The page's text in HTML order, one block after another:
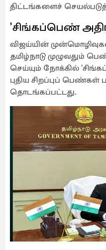
திட்டங்களைச்
'சிங்கப்பெண்
விஜய்யின்
தமிழ்நாடு முழுவதும்
செய்யும் நோக்கில்
புதிய சிறப்புப் பெண்கள்
தொடங்கப்பட்டது.